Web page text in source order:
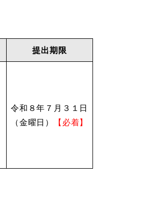
提出期限
令和８年７月３１日
（金曜日）
【必着】